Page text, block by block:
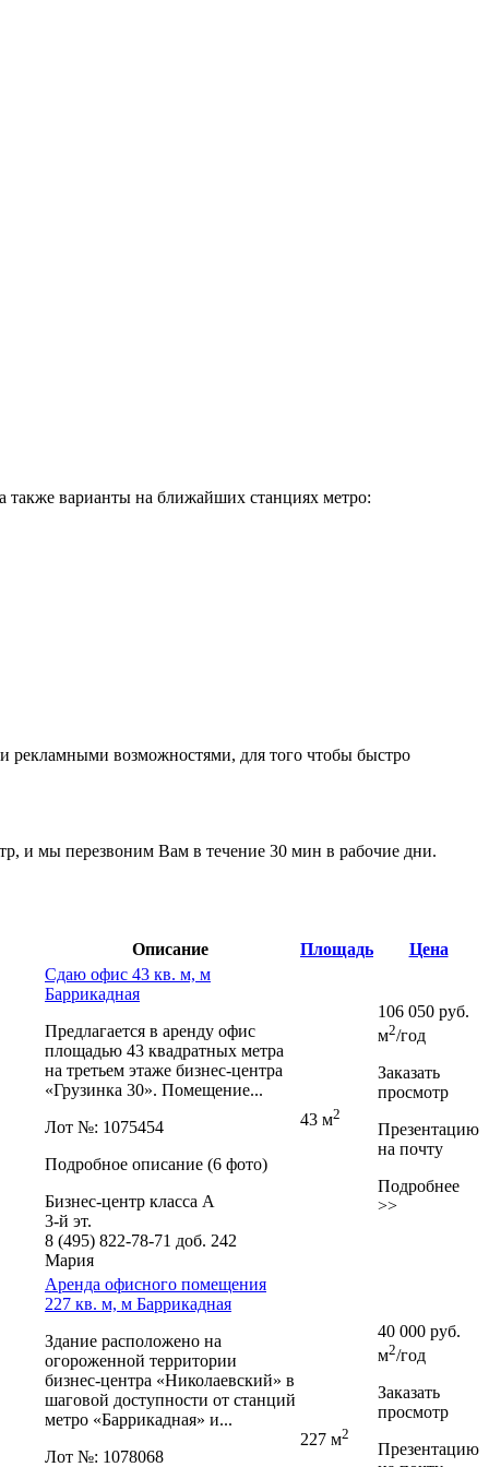
также варианты на ближайших станциях метро:
рекламными возможностями, для того чтобы быстро
и мы перезвоним Вам в течение 30 мин в рабочие дни.
Описание Площадь Цена
Сдаю офис 43 кв. м, м
Баррикадная
Предлагается в аренду офис
площадью 43 квадратных метра
на третьем этаже бизнес-центра
«Грузинка 30». Помещение...
Лот №: 1075454
Подробное описание (6 фото)
Бизнес-центр класса А
3-й эт.
8 (495) 822-78-71 доб. 242
Мария
43 м2
106 050 руб.
м2/год
Заказать
просмотр
Презентацию
на почту
Подробнее
>>
Аренда офисного помещения
227 кв. м, м Баррикадная
Здание расположено на
огороженной территории
бизнес-центра «Николаевский» в
шаговой доступности от станций
метро «Баррикадная» и...
Лот №: 1078068
227 м2
40 000 руб.
м2/год
Заказать
просмотр
Презентацию